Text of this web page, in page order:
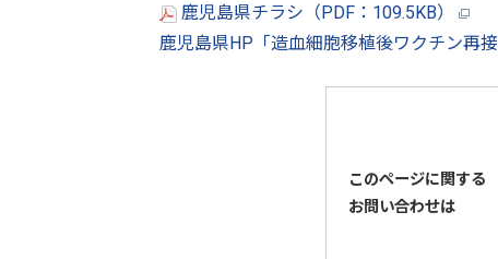
鹿児島県チラシ（PDF：109.5KB）
鹿児島県HP「造血細胞移植後ワクチン再接
このページに関する
お問い合わせは